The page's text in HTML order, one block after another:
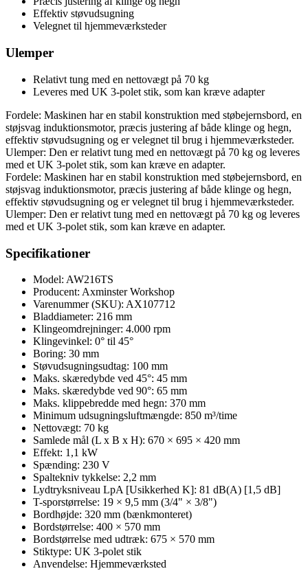
Effektiv støvudsugning
Velegnet til hjemmeværksteder
Ulemper
Relativt tung med en nettovægt på 70 kg
Leveres med UK 3-polet stik, som kan kræve adapter
Fordele: Maskinen har en stabil konstruktion med støbejernsbord, en
støjsvag induktionsmotor, præcis justering af både klinge og hegn,
effektiv støvudsugning og er velegnet til brug i hjemmeværksteder.
Ulemper: Den er relativt tung med en nettovægt på 70 kg og leveres
med et UK 3-polet stik, som kan kræve en adapter.
Fordele: Maskinen har en stabil konstruktion med støbejernsbord, en
støjsvag induktionsmotor, præcis justering af både klinge og hegn,
effektiv støvudsugning og er velegnet til brug i hjemmeværksteder.
Ulemper: Den er relativt tung med en nettovægt på 70 kg og leveres
med et UK 3-polet stik, som kan kræve en adapter.
Specifikationer
Model: AW216TS
Producent: Axminster Workshop
Varenummer (SKU): AX107712
Bladdiameter: 216 mm
Klingeomdrejninger: 4.000 rpm
Klingevinkel: 0° til 45°
Boring: 30 mm
Støvudsugningsudtag: 100 mm
Maks. skæredybde ved 45°: 45 mm
Maks. skæredybde ved 90°: 65 mm
Maks. klippebredde med hegn: 370 mm
Minimum udsugningsluftmængde: 850 m³/time
Nettovægt: 70 kg
Samlede mål (L x B x H): 670 × 695 × 420 mm
Effekt: 1,1 kW
Spænding: 230 V
Spaltekniv tykkelse: 2,2 mm
Lydtryksniveau LpA [Usikkerhed K]: 81 dB(A) [1,5 dB]
T-sporstørrelse: 19 × 9,5 mm (3/4" × 3/8")
Bordhøjde: 320 mm (bænkmonteret)
Bordstørrelse: 400 × 570 mm
Bordstørrelse med udtræk: 675 × 570 mm
Stiktype: UK 3-polet stik
Anvendelse: Hjemmeværksted